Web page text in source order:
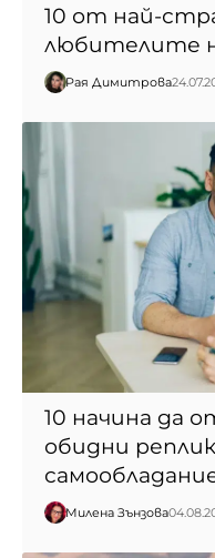
10 от най-
любителите
Рая Димитрова
10 начина да
обидни
Милена Зънзова